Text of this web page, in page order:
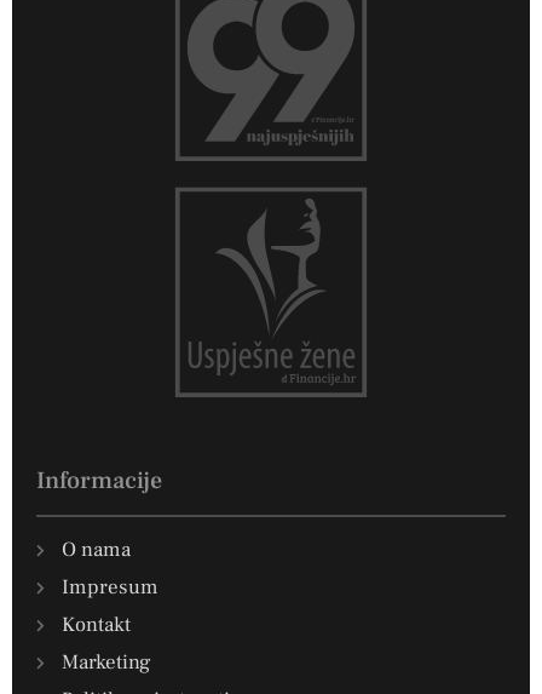
Informacije
O nama
Impresum
Kontakt
Marketing